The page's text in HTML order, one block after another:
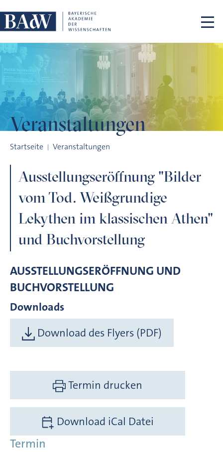
Veranstaltungen
Startseite Veranstaltungen
Ausstellungseröffnung "Bilder
vom Tod. Weißgrundige
Lekythen im klassischen Athen"
und Buchvorstellung
AUSSTELLUNGSERÖFFNUNG UND
BUCHVORSTELLUNG
Downloads
Download des Flyers (PDF)
Termin drucken
Download iCal Datei
Termin